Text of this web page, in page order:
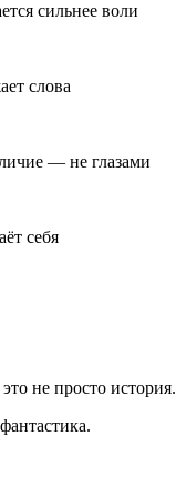
сильнее воли
слова
— не глазами
себя
не просто история.